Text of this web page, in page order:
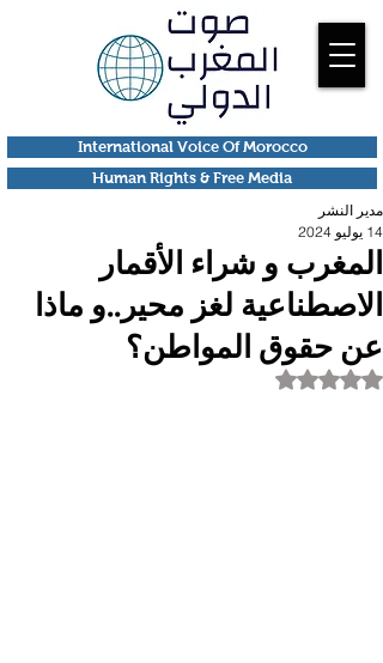
Human Rights & Free Media
International Voice Of Morocco
المغرب و شراء الأقمار
الاصطناعية لغز محير..و ماذا
عن حقوق المواطن؟
مدير النشر
14 يوليو 2024
تم التقييم بـ ليس رقمًا من أصل 5 نجوم.